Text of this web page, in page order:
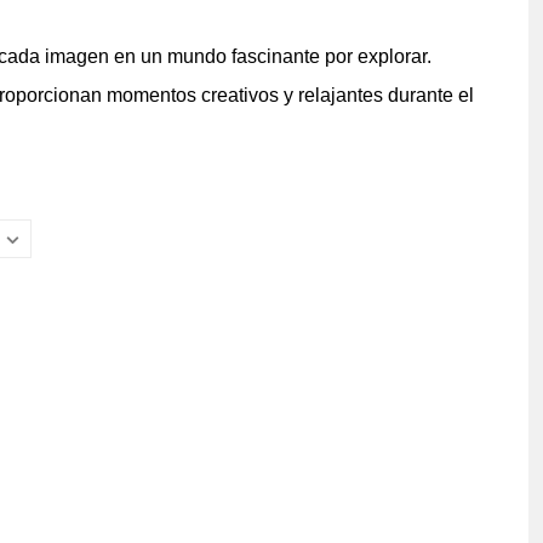
imagen en un mundo fascinante por explorar.
momentos creativos y relajantes durante el